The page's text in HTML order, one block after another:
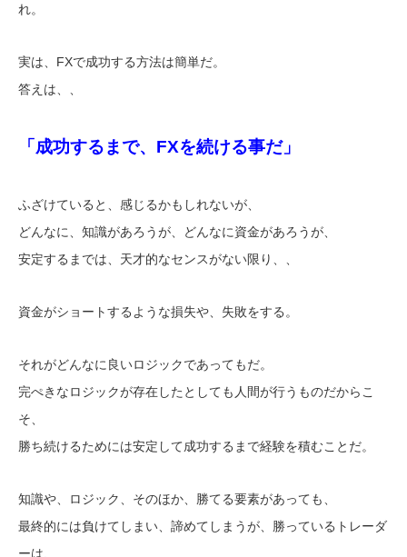
れ。
実は、FXで成功する方法は簡単だ。
答えは、、
「成功するまで、FXを続ける事だ」
ふざけていると、感じるかもしれないが、
どんなに、知識があろうが、どんなに資金があろうが、
安定するまでは、天才的なセンスがない限り、、
資金がショートするような損失や、失敗をする。
それがどんなに良いロジックであってもだ。
完ぺきなロジックが存在したとしても人間が行うものだからこ
そ、
勝ち続けるためには安定して成功するまで経験を積むことだ。
知識や、ロジック、そのほか、勝てる要素があっても、
最終的には負けてしまい、諦めてしまうが、勝っているトレーダ
ーは、